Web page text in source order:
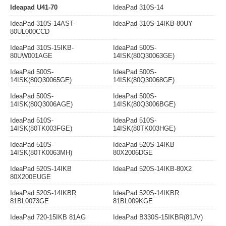
Ideapad U41-70 IdeaPad 310S-14
IdeaPad 310S-14AST-
80UL000CCD
IdeaPad 310S-14IKB-80UY
IdeaPad 310S-15IKB-
80UW001AGE
IdeaPad 500S-
14ISK(80Q30063GE)
IdeaPad 500S-
14ISK(80Q30065GE)
IdeaPad 500S-
14ISK(80Q30068GE)
IdeaPad 500S-
14ISK(80Q3006AGE)
IdeaPad 500S-
14ISK(80Q3006BGE)
IdeaPad 510S-
14ISK(80TK003FGE)
IdeaPad 510S-
14ISK(80TK003HGE)
IdeaPad 510S-
14ISK(80TK0063MH)
IdeaPad 520S-14IKB
80X2006DGE
IdeaPad 520S-14IKB
80X200EUGE
IdeaPad 520S-14IKB-80X2
IdeaPad 520S-14IKBR
81BL0073GE
IdeaPad 520S-14IKBR
81BL009KGE
IdeaPad 720-15IKB 81AG IdeaPad B330S-15IKBR(81JV)